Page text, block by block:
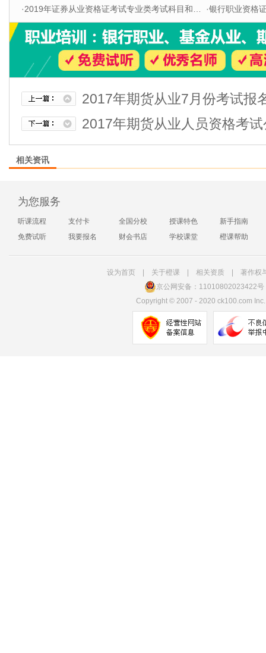
·2019年证券从业资格证考试专业类考试科目和题型 ·银行职业资格证
2017年期货从业7月份考试报
2017年期货从业人员资格考
相关资讯
为您服务
听课流程 支付卡 全国分校 授课特色
新手指南
免费试听
我要报名 财会书店 学校课堂 橙课帮助
设为首页| 关于橙课| 相关资质
著作权
京公网安备：11010802023422号
Copyright ©2007 - 2020 ck100.com